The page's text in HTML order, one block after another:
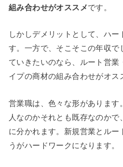
組み合わせがオススメです。
しかしデメリットとして、ハ
す。一方で、そこそこの年収で
ていきたいのなら、ルート営業
イプの商材の組み合わせがオス
営業職は、色々な形があります
人なのかそれとも既存なのか
に分かれます。新規営業とルー
うがハードワークになります。